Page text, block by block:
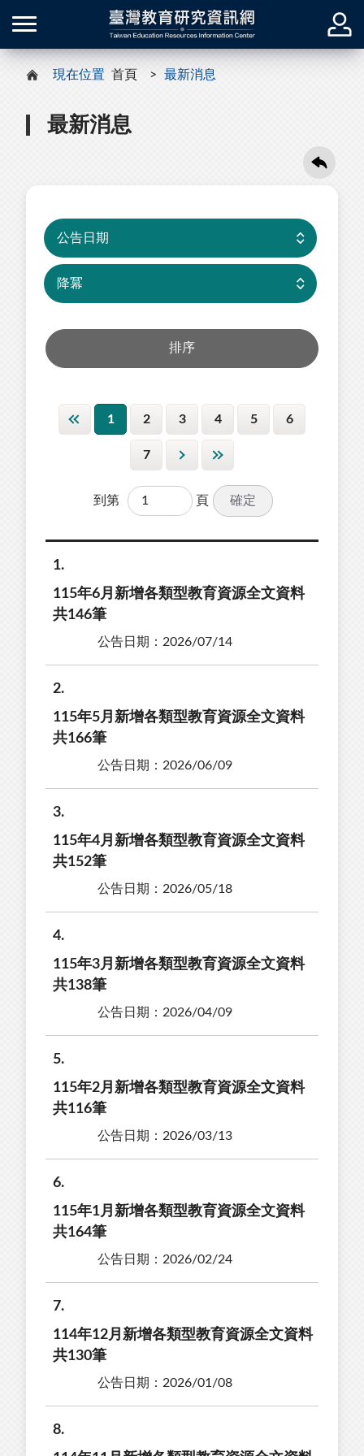
現在位置 首頁 最新消息
最新消息
1 2 3 4 5 6
7
到第 頁 確定
1
115年6月新增各類型教育資源全文資料
共146筆
公告日期：2026/07/14
2
115年5月新增各類型教育資源全文資料
共166筆
公告日期：2026/06/09
3
115年4月新增各類型教育資源全文資料
共152筆
公告日期：2026/05/18
4
115年3月新增各類型教育資源全文資料
共138筆
公告日期：2026/04/09
5
115年2月新增各類型教育資源全文資料
共116筆
公告日期：2026/03/13
6
115年1月新增各類型教育資源全文資料
共164筆
公告日期：2026/02/24
7
114年12月新增各類型教育資源全文資料
共130筆
公告日期：2026/01/08
8